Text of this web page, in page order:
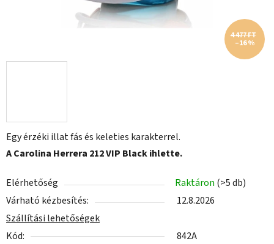
Egy érzéki illat fás és keleties karakterrel.
A Carolina Herrera 212 VIP Black ihlette.
Elérhetőség Raktáron (>5 db)
Várható kézbesítés:
12.8.2026
Szállítási lehetőségek
Kód:
842A
4 477 FT
–16 %